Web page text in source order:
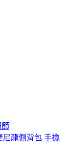
龍側背包 手機